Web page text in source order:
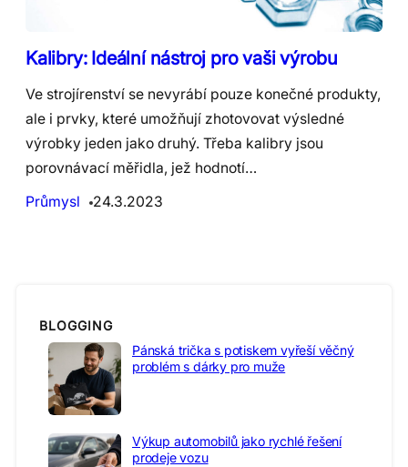
Kalibry: Ideální nástroj pro vaši výrobu
Ve strojírenství se nevyrábí pouze konečné produkty,
ale i prvky, které umožňují zhotovovat výsledné
výrobky jeden jako druhý. Třeba kalibry jsou
porovnávací měřidla, jež hodnotí…
Průmysl
24.3.2023
BLOGGING
Pánská trička s potiskem vyřeší věčný
problém s dárky pro muže
Výkup automobilů jako rychlé řešení
prodeje vozu